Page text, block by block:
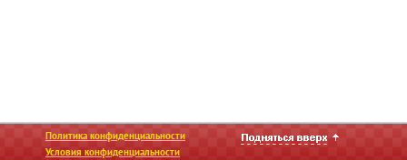
Политика конфиденциальности
Условия конфиденциальности